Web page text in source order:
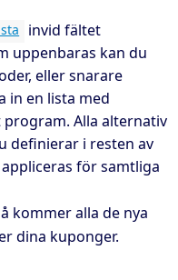
invid fältet
uppenbaras kan du
eller snarare
in en lista med
Alla alternativ
definierar i resten av
för samtliga
kommer alla de nya
dina kuponger.